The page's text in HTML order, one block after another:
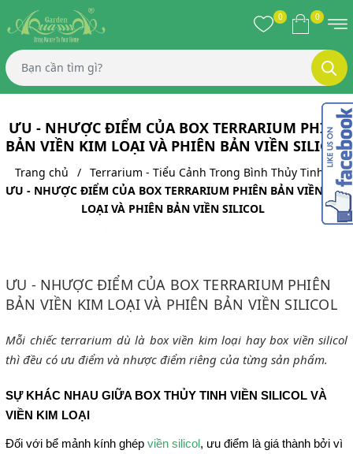
0 0
ƯU - NHƯỢC ĐIỂM CỦA BOX TERRARIUM PHIÊN
BẢN VIỀN KIM LOẠI VÀ PHIÊN BẢN VIỀN SILICOL
Trang chủ
Terrarium - Tiểu Cảnh Trong Bình Thủy Tinh
ƯU - NHƯỢC ĐIỂM CỦA BOX TERRARIUM PHIÊN BẢN VIỀN KIM
LOẠI VÀ PHIÊN BẢN VIỀN SILICOL
ƯU - NHƯỢC ĐIỂM CỦA BOX TERRARIUM PHIÊN
BẢN VIỀN KIM LOẠI VÀ PHIÊN BẢN VIỀN SILICOL
Mỗi chiếc terrarium dù là box viền kim loại hay box viền silicol
thì đều có ưu điểm và nhược điểm riêng của từng sản phẩm.
SỰ KHÁC NHAU GIỮA BOX THỦY TINH VIỀN SILICOL VÀ
VIỀN KIM LOẠI
Đối với bể mảnh kính ghép viền silicol, ưu điểm là giá thành bởi vì